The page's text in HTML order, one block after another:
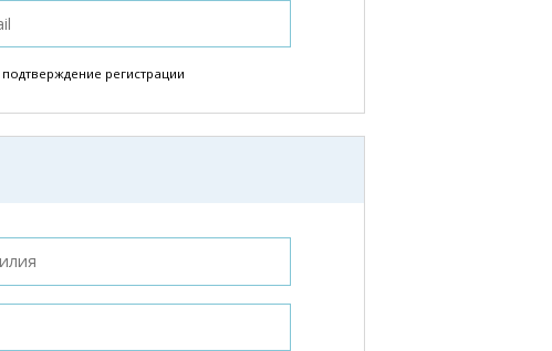
подтверждение регистрации